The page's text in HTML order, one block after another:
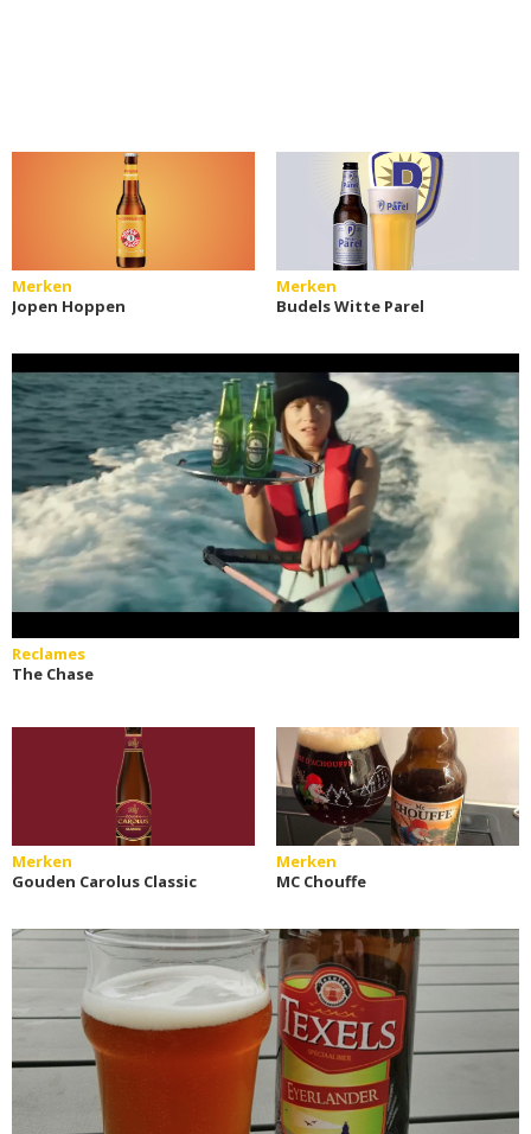
Merken
Jopen Hoppen
Merken
Budels Witte Parel
Reclames
The Chase
Merken
Gouden Carolus Classic
Merken
MC Chouffe